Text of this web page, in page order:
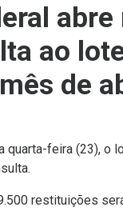
ao
de
quarta-feira (23), o
restituições